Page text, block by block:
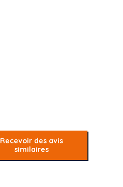
Recevoir des avis
similaires